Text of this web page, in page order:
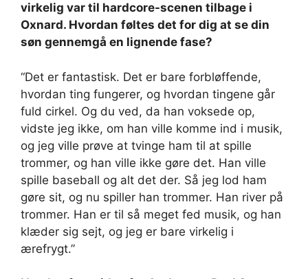
virkelig var til hardcore-scenen tilbage i
Oxnard. Hvordan føltes det for dig at se din
søn gennemgå en lignende fase?
“Det er fantastisk. Det er bare forbløffende,
hvordan ting fungerer, og hvordan tingene går
fuld cirkel. Og du ved, da han voksede op,
vidste jeg ikke, om han ville komme ind i musik,
og jeg ville prøve at tvinge ham til at spille
trommer, og han ville ikke gøre det. Han ville
spille baseball og alt det der. Så jeg lod ham
gøre sit, og nu spiller han trommer. Han river på
trommer. Han er til så meget fed musik, og han
klæder sig sejt, og jeg er bare virkelig i
ærefrygt.”